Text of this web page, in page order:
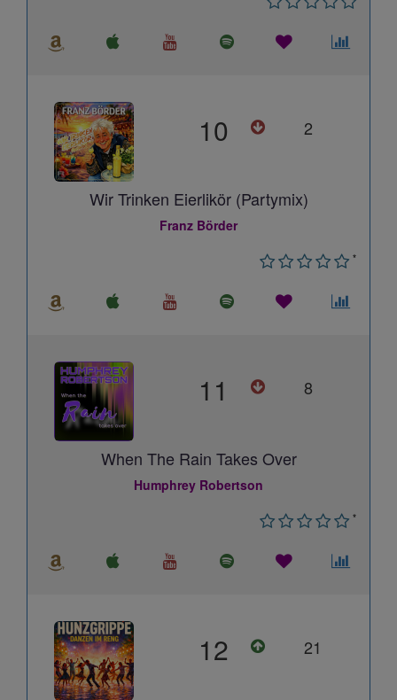
10 2
Wir Trinken Eierlikör (Partymix)
Franz Börder
*
11 8
When The Rain Takes Over
Humphrey Robertson
*
12 21